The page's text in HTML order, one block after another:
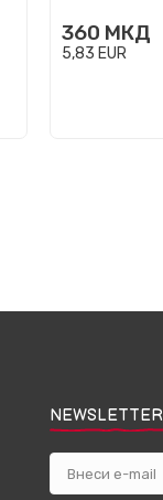
360 МКД
5,83 EUR
NEWSLETTER